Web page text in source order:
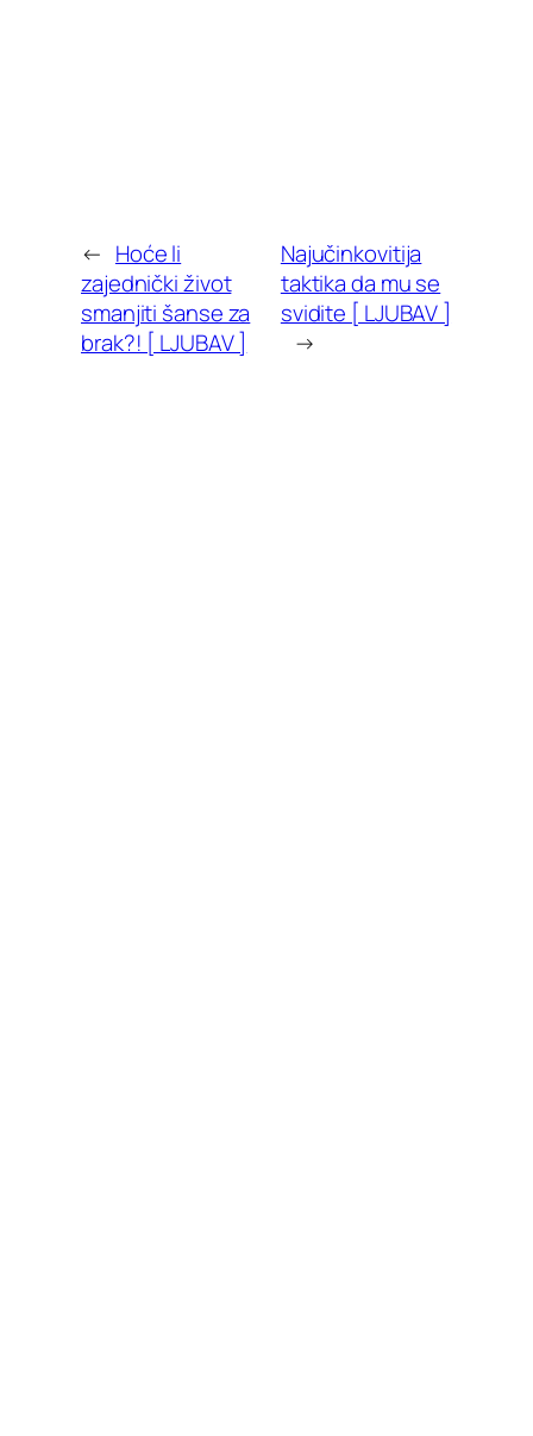
← Hoće li
zajednički život
smanjiti šanse za
brak?! [ LJUBAV ]
Najučinkovitija
taktika da mu se
svidite [ LJUBAV ]
→